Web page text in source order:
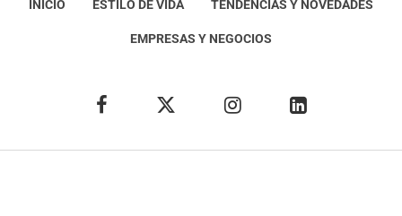
INICIO ESTILO DE VIDA TENDENCIAS Y NOVEDADES
EMPRESAS Y NEGOCIOS